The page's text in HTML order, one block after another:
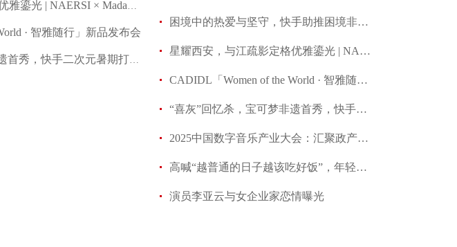
星耀西安，与江疏影定格优雅鎏光 | NAERSI × Madame Fi
· 智雅随行」新品发布会
“喜灰”回忆杀，宝可梦非遗首秀，快手二次元暑期打造多元
困境中的热爱与坚守，快手助推困境非遗传承人打造
星耀西安，与江疏影定格优雅鎏光 | NAERSI × Mad
CADIDL「Women of the World · 智雅随行」新品
“喜灰”回忆杀，宝可梦非遗首秀，快手二次元暑期打
2025中国数字音乐产业大会：汇聚政产学研力量，推动
高喊“越普通的日子越该吃好饭”，年轻人挤爆氛围
演员李亚云与女企业家恋情曝光